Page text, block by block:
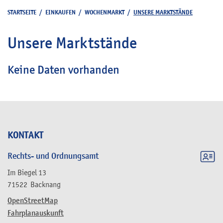
KONTAKT
Rechts- und Ordnungsamt
Im Biegel 13
71522 Backnang
OpenStreetMap
Fahrplanauskunft
STARTSEITE / EINKAUFEN / WOCHENMARKT/ UNSERE MARKTSTÄNDE
Unsere Marktstände
Keine Daten vorhanden